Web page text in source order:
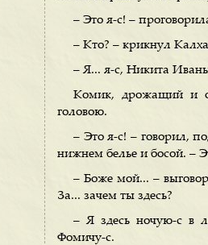
– Это я-с! –
– Кто? – крикнул
– Я... я-с, Никита
Комик, дрожащий и
головою.
– Это я-с! – говорил,
нижнем белье и босой. –
– Боже мой... –
За... зачем ты здесь?
– Я здесь ночую-с в
Фомичу-с.